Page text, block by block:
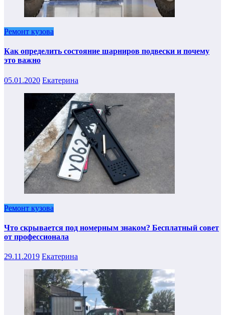
Ремонт кузова
Как определить состояние шарниров подвески и почему
это важно
05.01.2020 Екатерина
Ремонт кузова
Что скрывается под номерным знаком? Бесплатный совет
от профессионала
29.11.2019 Екатерина